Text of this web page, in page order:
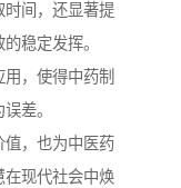
时间，还显著提
稳定发挥。
，使得中药制
差。
值，也为中医药
在现代社会中焕